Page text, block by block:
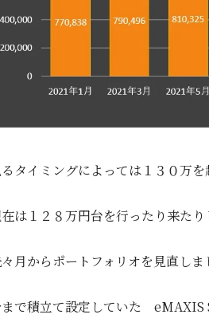
るタイミングによっては１３０万を
は１２８万円台を行ったり来たり
月からポートフォリオを見直しま
で積立て設定していた eMAXIS